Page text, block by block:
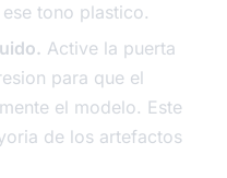
tono plastico.
Active la puerta
para que el
el modelo. Este
de los artefactos